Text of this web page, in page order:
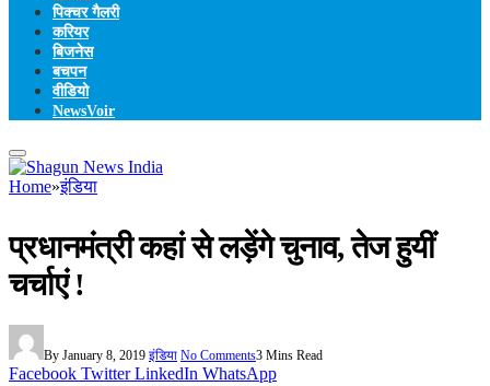
पिक्चर गैलरी
करियर
बिजनेस
बचपन
वीडियो
NewsVoir
Home»इंडिया
प्रधानमंत्री कहां से लड़ेंगे चुनाव, तेज हुयीं
चर्चाएं !
By January 8, 2019 इंडिया No Comments3 Mins Read
Facebook Twitter LinkedIn WhatsApp